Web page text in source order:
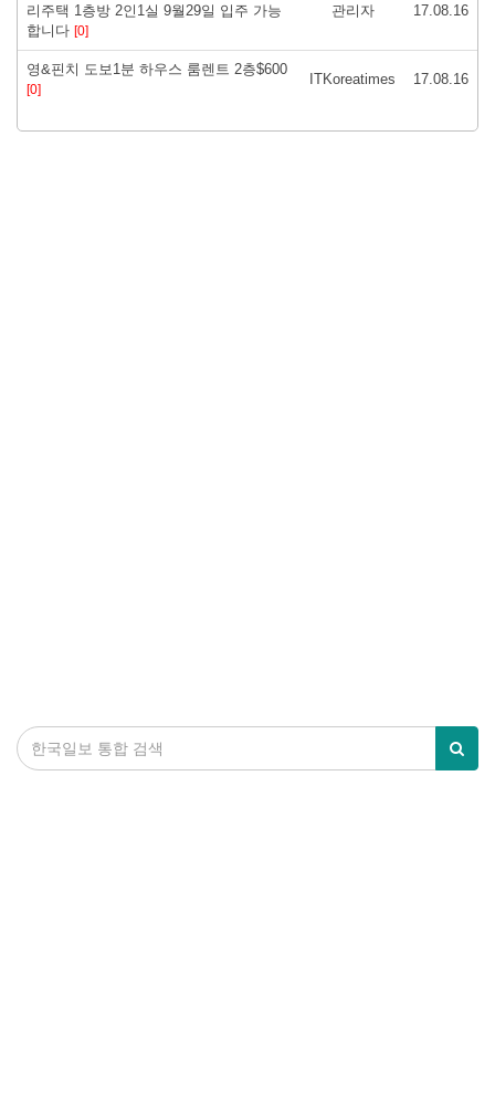
리주택 1층방 2인1실 9월29일 입주 가능
합니다 [0]
관리자 17.08.16
영&핀치 도보1분 하우스 룸렌트 2층$600
[0]
ITKoreatimes 17.08.16